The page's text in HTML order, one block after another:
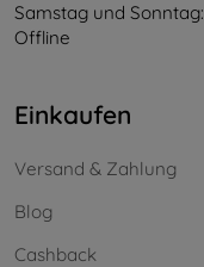
Samstag und Sonntag:
Offline
Einkaufen
Versand & Zahlung
Blog
Cashback